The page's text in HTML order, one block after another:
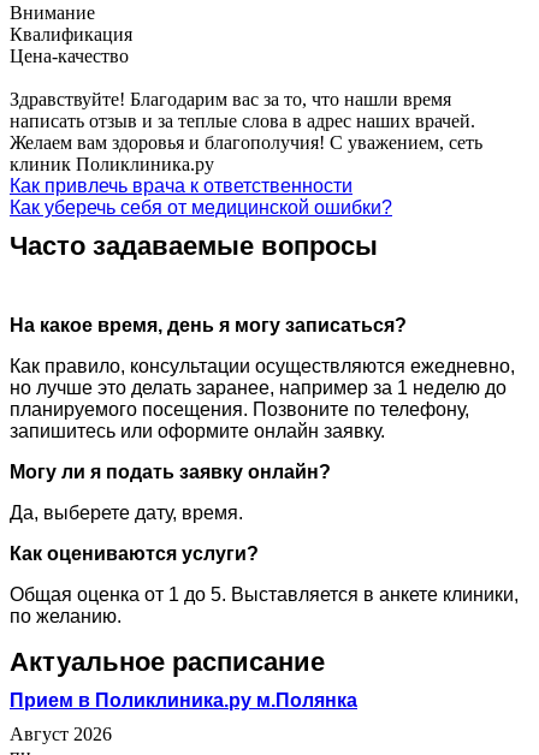
Внимание
Квалификация
Цена-качество
Здравствуйте! Благодарим вас за то, что нашли время
написать отзыв и за теплые слова в адрес наших врачей.
Желаем вам здоровья и благополучия! С уважением, сеть
клиник Поликлиника.ру
Как привлечь врача к ответственности
Как уберечь себя от медицинской ошибки?
Часто задаваемые вопросы
На какое время, день я могу записаться?
Как правило, консультации осуществляются ежедневно,
но лучше это делать заранее, например за 1 неделю до
планируемого посещения. Позвоните по телефону,
запишитесь или оформите онлайн заявку.
Могу ли я подать заявку онлайн?
Да, выберете дату, время.
Как оцениваются услуги?
Общая оценка от 1 до 5. Выставляется в анкете клиники,
по желанию.
Актуальное расписание
Прием в Поликлиника.ру м.Полянка
Август 2026